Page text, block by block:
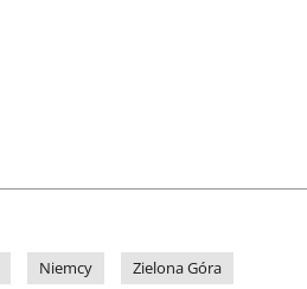
Niemcy Zielona Góra